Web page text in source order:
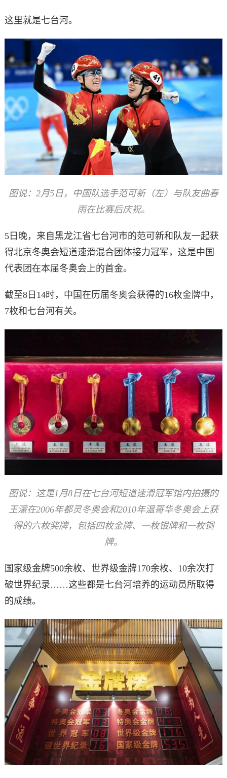
这里就是七台河。
图说：2月5日，中国队选手范可新（左）与队友曲春
雨在比赛后庆祝。
5日晚，来自黑龙江省七台河市的范可新和队友一起获
得北京冬奥会短道速滑混合团体接力冠军，这是中国
代表团在本届冬奥会上的首金。
截至8日14时，中国在历届冬奥会获得的16枚金牌中，
7枚和七台河有关。
图说：这是1月8日在七台河短道速滑冠军馆内拍摄的
王濛在2006年都灵冬奥会和2010年温哥华冬奥会上获
得的六枚奖牌，包括四枚金牌、一枚银牌和一枚铜
牌。
国家级金牌500余枚、世界级金牌170余枚、10余次打
破世界纪录……这些都是七台河培养的运动员所取得
的成绩。